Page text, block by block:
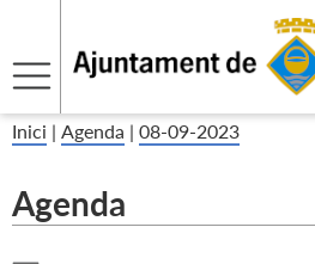
Inici | Agenda | 08-09-2023
Agenda